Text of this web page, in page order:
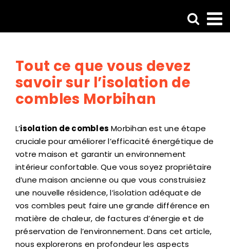
contenu
Tout ce que vous devez
savoir sur l’isolation de
combles Morbihan
L’isolation de combles Morbihan est une étape
cruciale pour améliorer l’efficacité énergétique de
votre maison et garantir un environnement
intérieur confortable. Que vous soyez propriétaire
d’une maison ancienne ou que vous construisiez
une nouvelle résidence, l’isolation adéquate de
vos combles peut faire une grande différence en
matière de chaleur, de factures d’énergie et de
préservation de l’environnement. Dans cet article,
nous explorerons en profondeur les aspects